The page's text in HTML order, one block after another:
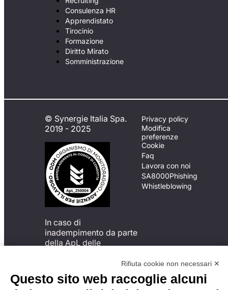
Consulenza HR
Apprendistato
Tirocinio
Formazione
Diritto Mirato
Somministrazione
© Synergie Italia Spa.
2019 - 2025
In caso di
inadempimento da parte
della ApL delle
del Codice di Condotta, è
possibile presentare un
reclamo
Privacy policy
Modifica
preferenze
Cookie
Faq
Lavora con noi
SA8000Phishing
Whistleblowing
Rifiuta cookie non necessari ✕
Questo sito web raccoglie alcuni